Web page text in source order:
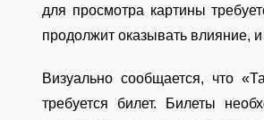
для просмотра картины
продолжит оказывать влияние,
Визуально сообщается, что
требуется билет. Билеты